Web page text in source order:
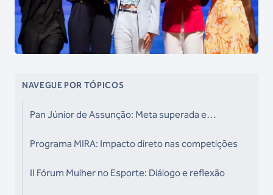
NAVEGUE POR TÓPICOS
Pan Júnior de Assunção: Meta superada e
Programa MIRA: Impacto direto nas competições
II Fórum Mulher no Esporte: Diálogo e reflexão